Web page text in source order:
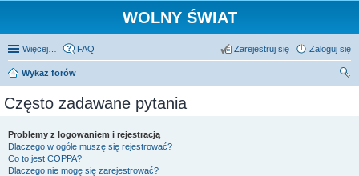
WOLNY ŚWIAT
Więcej… FAQ Zaloguj się
Zarejestruj się
Wykaz forów
Często zadawane pytania
Problemy z logowaniem i rejestracją
Dlaczego w ogóle muszę się rejestrować?
Co to jest COPPA?
Dlaczego nie mogę się zarejestrować?